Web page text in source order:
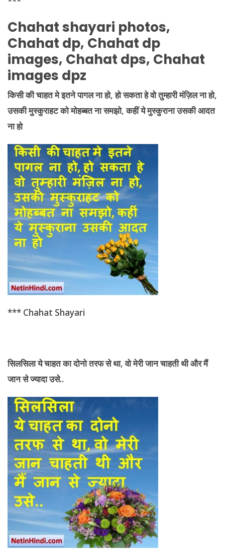
Chahat shayari photos,
Chahat dp, Chahat dp
images, Chahat dps, Chahat
images dpz
किसी कीचाहत मे इतने पागल ना हो, हो सकता हे वो तुम्हारी मंज़िल ना हो,
उसकी मुस्कुराहट को मोहब्बत ना समझो, कहीं ये मुस्कुराना उसकी आदत
ना हो
*** Chahat Shayari
सिलसिला येचाहत का दोनो तरफ से था, वो मेरी जान चाहती थी और मैं
जान से ज्यादा उसे..